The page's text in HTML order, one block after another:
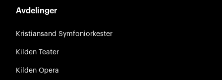
Avdelinger
Kristiansand Symfoniorkester
Kilden Teater
Kilden Opera